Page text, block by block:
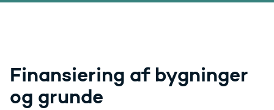
Finansiering af bygninger
og grunde